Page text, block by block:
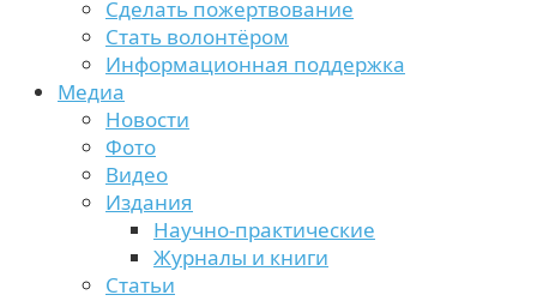
Сделать пожертвование
Стать волонтёром
Информационная поддержка
Медиа
Новости
Фото
Видео
Издания
Научно-практические
Журналы и книги
Статьи